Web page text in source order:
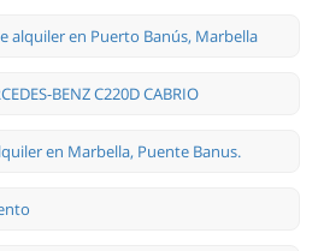
alquiler en Puerto Banús, Marbella
BENZ C220D CABRIO
en Marbella, Puente Banus.